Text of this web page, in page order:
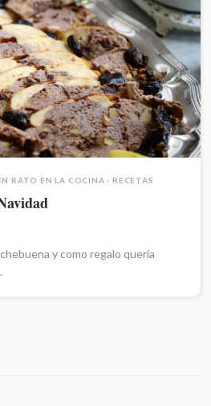
RATO EN LA COCINA · RECETAS
y como regalo quería